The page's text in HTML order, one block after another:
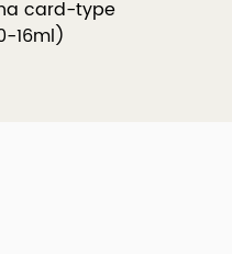
card-type
16ml)